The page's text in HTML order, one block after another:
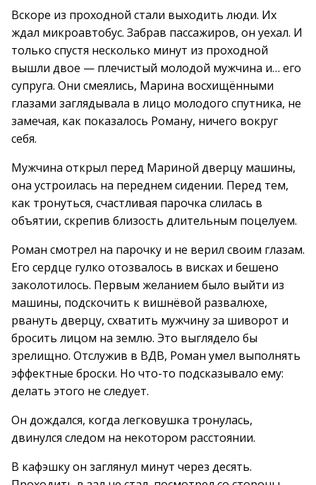
Вскоре из проходной стали выходить люди. Их
ждал микроавтобус. Забрав пассажиров, он уехал. И
только спустя несколько минут из проходной
вышли двое — плечистый молодой мужчина и… его
супруга. Они смеялись, Марина восхищёнными
глазами заглядывала в лицо молодого спутника, не
замечая, как показалось Роману, ничего вокруг
себя.
Мужчина открыл перед Мариной дверцу машины,
она устроилась на переднем сидении. Перед тем,
как тронуться, счастливая парочка слилась в
объятии, скрепив близость длительным поцелуем.
Роман смотрел на парочку и не верил своим глазам.
Его сердце гулко отозвалось в висках и бешено
заколотилось. Первым желанием было выйти из
машины, подскочить к вишнёвой развалюхе,
рвануть дверцу, схватить мужчину за шиворот и
бросить лицом на землю. Это выглядело бы
зрелищно. Отслужив в ВДВ, Роман умел выполнять
эффектные броски. Но что-то подсказывало ему:
делать этого не следует.
Он дождался, когда легковушка тронулась,
двинулся следом на некотором расстоянии.
В кафэшку он заглянул минут через десять.